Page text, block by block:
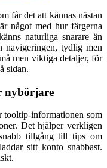
får det att kännas nästan
något med hur färgerna
naturliga snarare än
navigeringen, tydlig men
men viktiga detaljer, för
sidan.
nybörjare
tooltip-informationen som
Det hjälper verkligen
tillgång till tips om
sitt konto snabbast.